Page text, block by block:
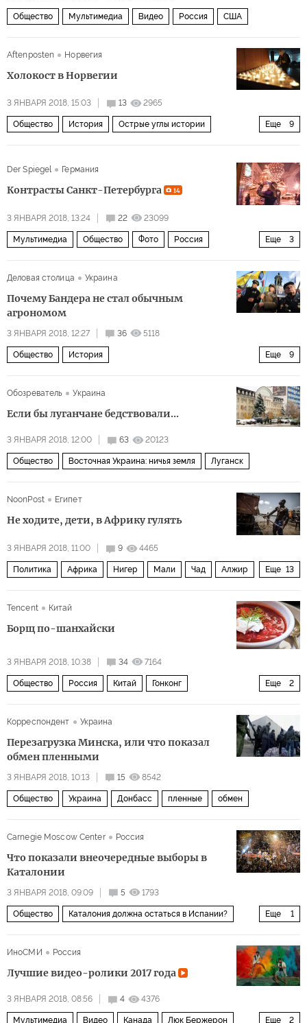
Общество Мультимедиа Видео Россия США
Aftenposten Норвегия
Холокост в Норвегии
3 ЯНВАРЯ 2018, 15:03 13 2965
Еще 9
Общество История Острые углы истории
Вторая мировая война
депортация уничтожение
Der Spiegel Германия
Контрасты Санкт-Петербурга 14
3 ЯНВАРЯ 2018, 13:24 22 23099
Еще 3
Мультимедиа Общество Фото Россия
Широка страна моя родная
Деловая столица Украина
Почему Бандера не стал обычным
агрономом
3 ЯНВАРЯ 2018, 12:27 36 5118
Еще 9
Общество История
Украина Польша
история
Обозреватель Украина
Если бы луганчане бедствовали...
3 ЯНВАРЯ 2018, 12:00 63 20123
Общество Восточная Украина: ничья земля Луганск
NoonPost Египет
Не ходите, дети, в Африку гулять
3 ЯНВАРЯ 2018, 11:00 9 4465
Еще 13
Политика Африка Нигер Мали Чад Алжир
работорговля
Tencent Китай
Борщ по-шанхайски
3 ЯНВАРЯ 2018, 10:38 34 7164
Еще 2
Общество Россия Китай Гонконг
Корреспондент
Украина
Перезагрузка Минска, или что показал
обмен пленными
3 ЯНВАРЯ 2018, 10:13 15 8542
Общество Украина Донбасс пленные обмен
Carnegie Moscow Center Россия
Что показали внеочередные выборы в
Каталонии
3 ЯНВАРЯ 2018, 09:09 5 1793
Еще 1
Общество Каталония должна остаться в Испании?
ИноСМИ
Россия
Лучшие видео-ролики 2017 года
3 ЯНВАРЯ 2018, 08:56 4 4376
Еще 2
Мультимедиа Видео Канада Люк Бержерон